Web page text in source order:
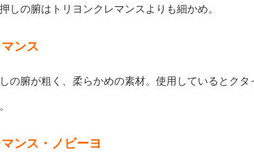
しの腑はトリヨンクレマンスよりも細かめ。
ンス
の腑が粗く、柔らかめの素材。使用しているとク
ンス・ノビーヨ